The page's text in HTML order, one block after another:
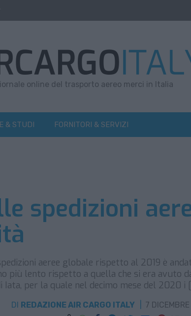
online del trasporto aereo merci in Italia
& STUDI FORNITORI & SERVIZI
spedizioni
aeree globale rispetto al 2019 è
più lento rispetto a quella che si era avuto
per la quale nel decimo mese del 2020 i
DI REDAZIONE AIR CARGO ITALY
7